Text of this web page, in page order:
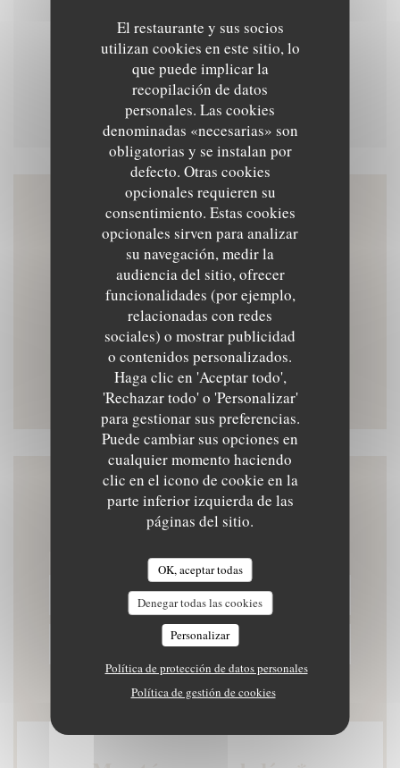
El restaurante y sus socios
utilizan cookies en este sitio, lo
que puede implicar la
recopilación de datos
personales. Las cookies
denominadas «necesarias» son
obligatorias y se instalan por
defecto. Otras cookies
opcionales requieren su
consentimiento. Estas cookies
opcionales sirven para analizar
su navegación, medir la
audiencia del sitio, ofrecer
funcionalidades (por ejemplo,
relacionadas con redes
sociales) o mostrar publicidad
o contenidos personalizados.
Haga clic en 'Aceptar todo',
'Rechazar todo' o 'Personalizar'
para gestionar sus preferencias.
Puede cambiar sus opciones en
cualquier momento haciendo
clic en el icono de cookie en la
parte inferior izquierda de las
páginas del sitio.
OK, aceptar todas
Denegar todas las cookies
Personalizar
Política de protección de datos personales
Política de gestión de cookies
Menu dégustation 78 euros
Mapa y Contacto
16 Pl. Voltaire 13200 Arles
09 82 27 28 33
Instagram ((abre en una
Contacto
RESERVAR UNA MESA
PRIVATIZACIÓN